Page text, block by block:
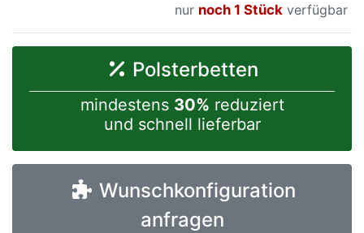
nur
noch 1 Stück verfügbar
Polsterbetten
mindestens 30% reduziert
und schnell lieferbar
Wunschkonfiguration
anfragen